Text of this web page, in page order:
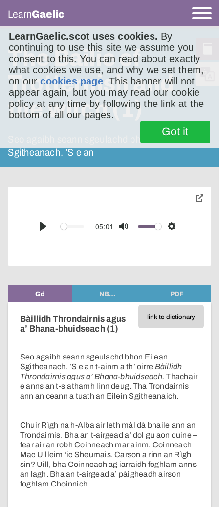
LearnGaelic.scot uses cookies. By
continuing to use this site we assume you
consent to this. You can read about exactly
what cookies we use, and why we set them,
on ourcookies page. This banner will not
appear again, but you may read our cookie
policy at any time by following the link at the
bottom of all our pages.
Got it
LearnGaelic
The Bailie of
Trotternish and
the witch (1)
Seo agaibh seann sgeulachd bhon Eilean
Sgitheanach. ’S e an
Play
05:01
Mute Settings
toggle
Gd NB… PDF
link to dictionary
Bàillidh Throndairnis agus
a’ Bhana-bhuidseach (1)
Seo agaibh seann sgeulachd bhon Eilean
Sgitheanach. ’S e an t-ainm a th’ oirre Bàillidh
Throndairnis agus a’ Bhana-bhuidseach.Thachair
e anns an t-siathamh linn deug. Tha Trondairnis
ann an ceann a tuath an Eilein Sgitheanaich.
Chuir Rìgh na h-Alba air leth màl dà bhaile ann an
Trondairnis. Bha an t-airgead a’ dol gu aon duine –
fear air an robh Coinneach mar ainm. Coinneach
Mac Uilleim ’ic Sheumais. Carson a rinn an Rìgh
sin? Uill, bha Coinneach ag iarraidh foghlam anns
an lagh. Bha an t-airgead a’ pàigheadh airson
foghlam Choinnich.